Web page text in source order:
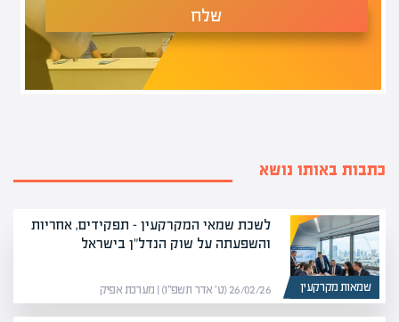
שלח
כתבות באותו נושא
שמאות מקרקעין
לשכת שמאי המקרקעין – תפקידים, אחריות
והשפעתה על שוק הנדל"ן בישראל
26/02/26 (ט׳ אדר תשפ״ו) | מערכת אפיק